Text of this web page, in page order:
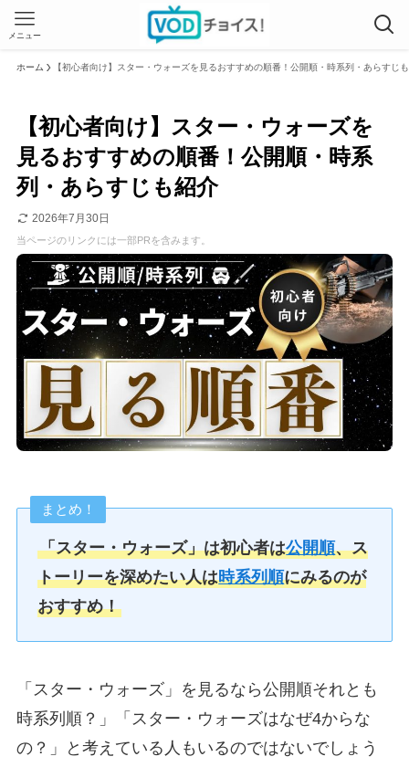
メニュー
ホーム 【初心者向け】スター・ウォーズを見るおすすめの順番！公開順・時系列・あらすじ
【初心者向け】スター・ウォーズを
見るおすすめの順番！公開順・時系
列・あらすじも紹介
2026年7月30日
当ページのリンクには一部PRを含みます。
まとめ！
「スター・ウォーズ」は初心者は公開順、ス
トーリーを深めたい人は時系列順にみるのが
おすすめ！
「スター・ウォーズ」を見るなら公開順それとも
時系列順？」「スター・ウォーズはなぜ4からな
の？」と考えている人もいるのではないでしょう